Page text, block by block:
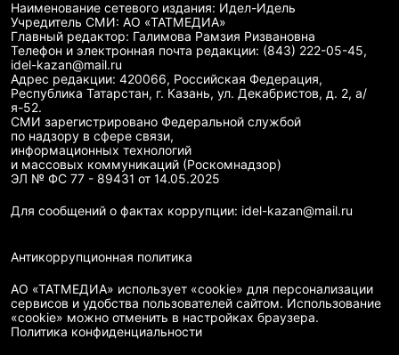
Наименование сетевого издания: Идел-Идель
Учредитель СМИ: АО «ТАТМЕДИА»
Главный редактор: Галимова Рамзия Ризвановна
Телефон и электронная почта редакции: (843) 222-05-45,
idel-kazan@mail.ru
Адрес редакции: 420066, Российская Федерация,
Республика Татарстан, г. Казань, ул. Декабристов, д. 2, а/
я-52.
СМИ зарегистрировано Федеральной службой
по надзору в сфере связи,
информационных технологий
и массовых коммуникаций (Роскомнадзор)
ЭЛ № ФС 77 - 89431 от 14.05.2025
Для сообщений о фактах коррупции: idel-kazan@mail.ru
Антикоррупционная политика
АО «ТАТМЕДИА» использует «cookie» для персонализации
сервисов и удобства пользователей сайтом. Использование
«cookie» можно отменить в настройках браузера.
Политика конфиденциальности